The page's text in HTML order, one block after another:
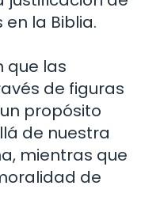
la Biblia.
que las
de figuras
propósito
de nuestra
mientras que
de